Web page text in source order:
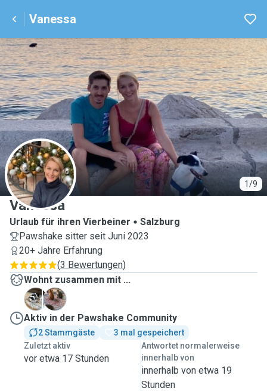
Vanessa
1/9
V
Vanessa
Urlaub für ihren Vierbeiner
Salzburg
Pawshake sitter seit Juni 2023
20+ Jahre Erfahrung
(3 Bewertungen)
Wohnt zusammen mit ...
C
D
Aktiv in der Pawshake Community
2 Stammgäste
3 mal gespeichert
Zuletzt aktiv
vor etwa 17 Stunden
Antwortet normalerweise
innerhalb von
innerhalb von etwa 19
Stunden